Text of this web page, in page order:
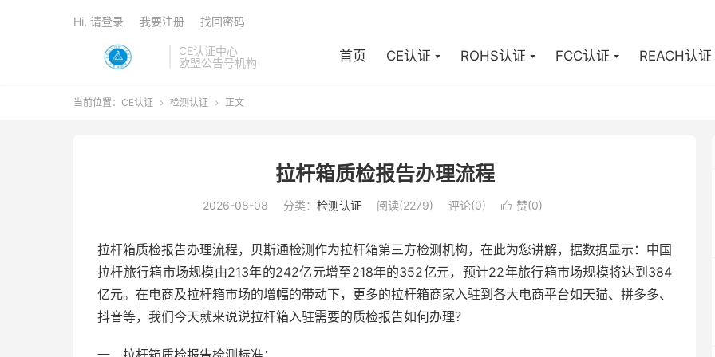
CE认证中心
欧盟公告号机构
首页 CE认证 ROHS认证 FCC认证 REACH认证
Hi, 请登录 我要注册 找回密码
当前位置： CE认证  检测认证  正文
拉杆箱质检报告办理流程
2026-08-08 分类： 检测认证 阅读(2279) 评论(0)  赞(0)
拉杆箱质检报告办理流程，贝斯通检测作为拉杆箱第三方检测机构，在此为您讲解，据数据显示：中国
拉杆旅行箱市场规模由213年的242亿元增至218年的352亿元，预计22年旅行箱市场规模将达到384
亿元。在电商及拉杆箱市场的增幅的带动下，更多的拉杆箱商家入驻到各大电商平台如天猫、拼多多、
抖音等，我们今天就来说说拉杆箱入驻需要的质检报告如何办理？